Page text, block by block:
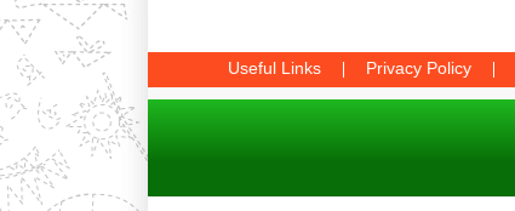
Useful Links Privacy Policy